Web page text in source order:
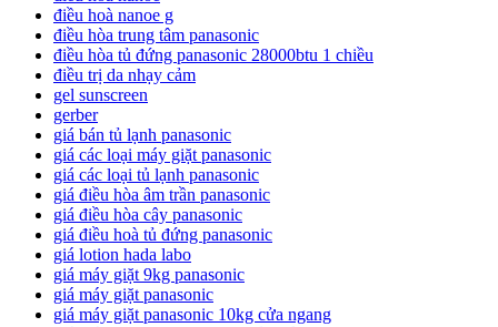
điều hoà nanoe g
điều hòa trung tâm panasonic
điều hòa tủ đứng panasonic 28000btu 1 chiều
điều trị da nhạy cảm
gel sunscreen
gerber
giá bán tủ lạnh panasonic
giá các loại máy giặt panasonic
giá các loại tủ lạnh panasonic
giá điều hòa âm trần panasonic
giá điều hòa cây panasonic
giá điều hoà tủ đứng panasonic
giá lotion hada labo
giá máy giặt 9kg panasonic
giá máy giặt panasonic
giá máy giặt panasonic 10kg cửa ngang